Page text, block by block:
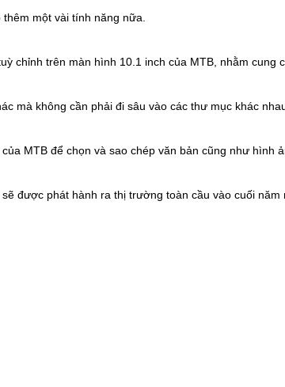
một vài tính năng nữa.
chỉnh trên màn hình 10.1 inch của MTB, nhằm cung
mà không cần phải đi sâu vào các thư mục khác
MTB để chọn và sao chép văn bản cũng như hình
sẽ được phát hành ra thị trường toàn cầu vào cuối năm